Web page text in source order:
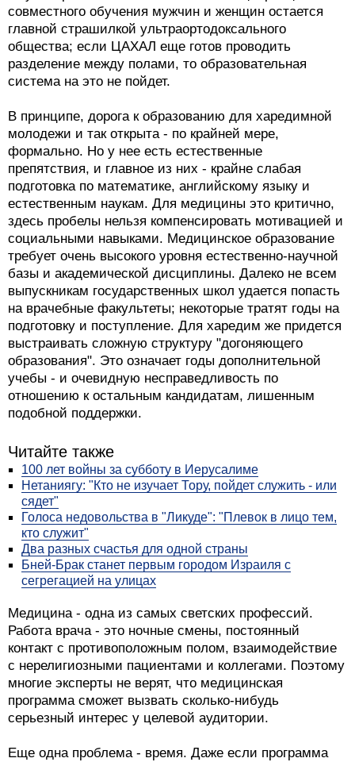
совместного обучения мужчин и женщин остается
главной страшилкой ультраортодоксального
общества; если ЦАХАЛ еще готов проводить
разделение между полами, то образовательная
система на это не пойдет.
В принципе, дорога к образованию для харедимной
молодежи и так открыта - по крайней мере,
формально. Но у нее есть естественные
препятствия, и главное из них - крайне слабая
подготовка по математике, английскому языку и
естественным наукам. Для медицины это критично,
здесь пробелы нельзя компенсировать мотивацией и
социальными навыками. Медицинское образование
требует очень высокого уровня естественно-научной
базы и академической дисциплины. Далеко не всем
выпускникам государственных школ удается попасть
на врачебные факультеты; некоторые тратят годы на
подготовку и поступление. Для харедим же придется
выстраивать сложную структуру "догоняющего
образования". Это означает годы дополнительной
учебы - и очевидную несправедливость по
отношению к остальным кандидатам, лишенным
подобной поддержки.
Читайте также
100 лет войны за субботу в Иерусалиме
Нетаниягу: "Кто не изучает Тору, пойдет служить - или
сядет"
Голоса недовольства в "Ликуде": "Плевок в лицо тем,
кто служит"
Два разных счастья для одной страны
Бней-Брак станет первым городом Израиля с
сегрегацией на улицах
Медицина - одна из самых светских профессий.
Работа врача - это ночные смены, постоянный
контакт с противоположным полом, взаимодействие
с нерелигиозными пациентами и коллегами. Поэтому
многие эксперты не верят, что медицинская
программа сможет вызвать сколько-нибудь
серьезный интерес у целевой аудитории.
Еще одна проблема - время. Даже если программа